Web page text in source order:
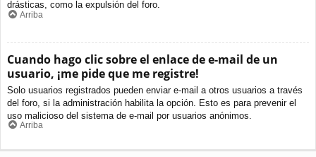
drásticas, como la expulsión del foro.
Arriba
Cuando hago clic sobre el enlace de e-mail de un
usuario, ¡me pide que me registre!
Solo usuarios registrados pueden enviar e-mail a otros usuarios a través
del foro, si la administración habilita la opción. Esto es para prevenir el
uso malicioso del sistema de e-mail por usuarios anónimos.
Arriba